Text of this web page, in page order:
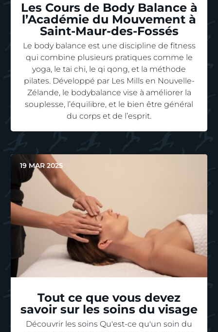
Les Cours de Body Balance à
l’Académie du Mouvement à
Saint-Maur-des-Fossés
Le body balance est une discipline de fitness
qui combine plusieurs pratiques comme le
yoga, le tai chi, le qi qong, et la méthode
pilates. Développé par Les Mills en Nouvelle-
Zélande, le bodybalance vise à améliorer la
souplesse, l’équilibre, et le bien être général
du corps et de l’esprit.
Tout ce que vous devez
savoir sur les soins du visage
19 MAR 2025
Découvrir les soins Qu'est-ce qu'un soin du